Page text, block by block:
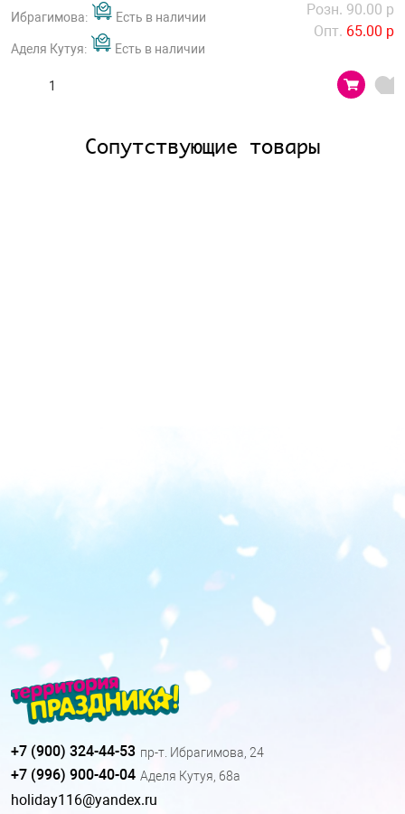
Ибрагимова: Есть в наличии
Аделя Кутуя: Есть в наличии
Розн. 90.00 р
Опт. 65.00 р
Сопутствующие товары
+7 (900) 324-44-53 пр-т. Ибрагимова, 24
+7 (996) 900-40-04 Аделя Кутуя, 68а
holiday116@yandex.ru